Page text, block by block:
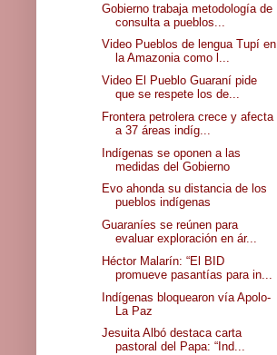
Gobierno trabaja metodología de
consulta a pueblos...
Video Pueblos de lengua Tupí en
la Amazonia como l...
Video El Pueblo Guaraní pide
que se respete los de...
Frontera petrolera crece y afecta
a 37 áreas indíg...
Indígenas se oponen a las
medidas del Gobierno
Evo ahonda su distancia de los
pueblos indígenas
Guaraníes se reúnen para
evaluar exploración en ár...
Héctor Malarín: “El BID
promueve pasantías para in...
Indígenas bloquearon vía Apolo-
La Paz
Jesuita Albó destaca carta
pastoral del Papa: “Ind...